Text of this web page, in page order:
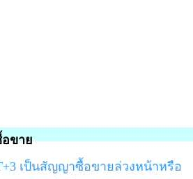
อขาย
เป็นสัญญาซื้อขายล่วงหน้าหรือ